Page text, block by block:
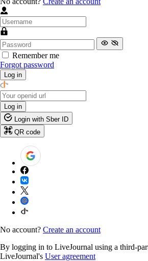
Remember me
Forgot password
Log in
Log in
Login with Sber ID
QR code
No account? Create an account
By logging in to LiveJournal using a third-
LiveJournal's User agreement